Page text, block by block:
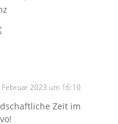
Februar 2023 um 16:10
Zeit im